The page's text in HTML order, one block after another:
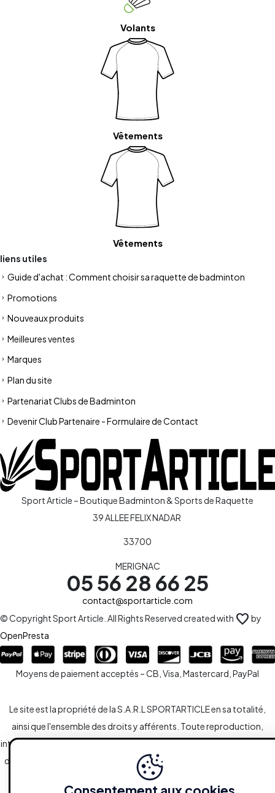
Volants
Vêtements
Vêtements
liens utiles
Guide d'achat : Comment choisir sa raquette de badminton
Promotions
Nouveaux produits
Meilleures ventes
Marques
Plan du site
Partenariat Clubs de Badminton
Devenir Club Partenaire - Formulaire de Contact
Sport Article – Boutique Badminton & Sports de Raquette
39 ALLEE FELIX NADAR
33700
MERIGNAC
05 56 28 66 25
contact@sportarticle.com
© Copyright Sport Article. All Rights Reserved created with favorite by
OpenPresta
Moyens de paiement acceptés – CB, Visa, Mastercard, PayPal
Le site est la propriété de la S.A.R.L SPORTARTICLE en sa totalité,
ainsi que l'ensemble des droits y afférents. Toute reproduction,
intégrale ou partielle, est systématiquement soumise à l'autorisation
des propriétaires. Toutefois, les liaisons du type hypertextes vers le
site sont autorisées sans demandes spécifiques.